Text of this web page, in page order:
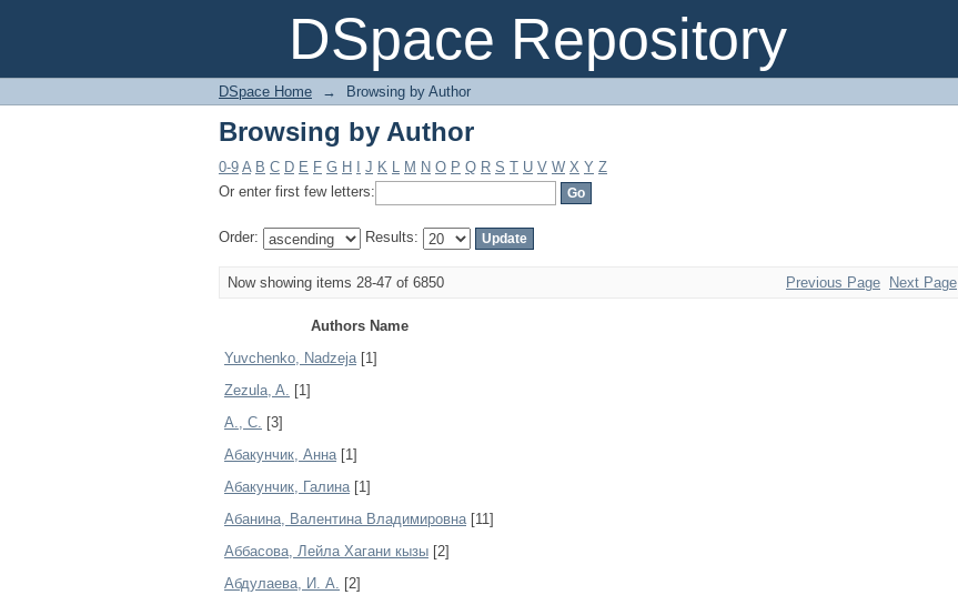
DSpace Repository
Browsing by Author
DSpace Home → Browsing by Author
Browsing by Author
0-9 A B C D E F G H J K L M N O P Q R S T U V W X Y Z
Or enter first few letters:
Order: Results:
Now showing items 28-47 of 6850 Previous Page Next Page
Authors Name
Yuvchenko, Nadzeja[1]
Zezula, A. [1]
А., С. [3]
Абакунчик, Анна[1]
Абакунчик, Галина[1]
Абанина, Валентина Владимировна[11]
Аббасова, Лейла Хагани кызы [2]
Абдулаева, И. А. [2]